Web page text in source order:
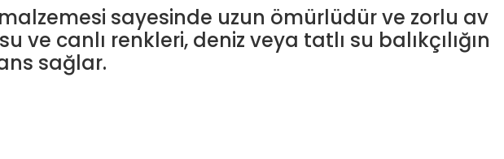
sayesinde uzun ömürlüdür ve zorlu av
canlı renkleri, deniz veya tatlı su balıkçılığın
sağlar.